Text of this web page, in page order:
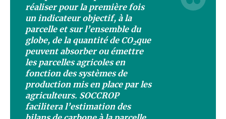
réaliserpour la première fois
unindicateur objectif, à la
parcelleetsur l’ensembledu
globe, de la quantitéde CO2que
peuventabsorber ou émettre
lesparcelles agricolesen
fonction des systèmesde
productionmisen place par les
agriculteurs. SOCCROP
facilitera l’estimation des